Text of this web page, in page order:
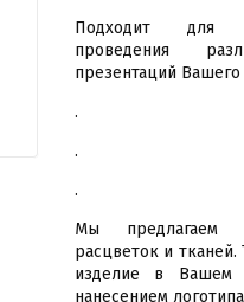
Подходит для
проведения
презентаций Вашего
.
.
.
Мы предлагаем
расцветок и
изделие в Вашем
нанесением